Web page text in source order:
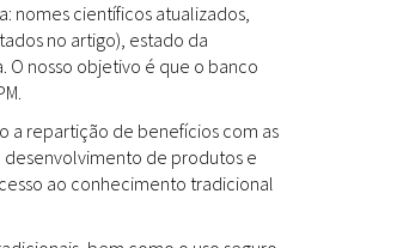
nomes científicos atualizados,
no artigo), estado da
nosso objetivo é que o banco
a repartição de benefícios com as
desenvolvimento de produtos e
ao conhecimento tradicional